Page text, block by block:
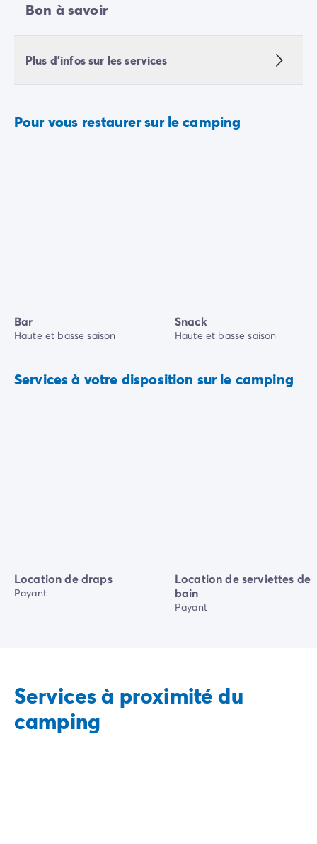
Bon à savoir
Plus d'infos sur les services
Pour vous restaurer sur le camping
Bar
Haute et basse saison
Snack
Haute et basse saison
Services à votre disposition sur le camping
Location de draps
Payant
Location de serviettes de
bain
Payant
Services à proximité du
camping